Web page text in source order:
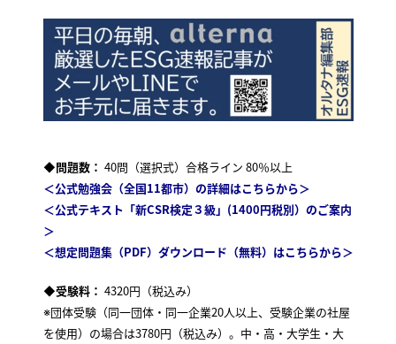
◆問題数： 40問（選択式）合格ライン 80％以上
＜公式勉強会（全国11都市）の詳細はこちらから＞
＜公式テキスト「新CSR検定３級」(1400円税別）のご案内
＞
＜想定問題集（PDF）ダウンロード（無料）はこちらから＞
◆受験料： 4320円（税込み）
※団体受験（同一団体・同一企業20人以上、受験企業の社屋
を使用）の場合は3780円（税込み）。中・高・大学生・大